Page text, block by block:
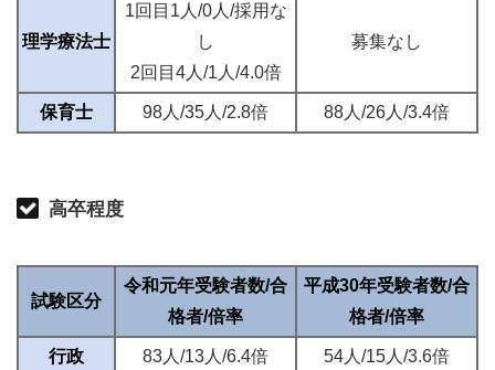
理学療法士
1回目1人/0人/採用な
し
2回目4人/1人/4.0倍
募集なし
保育士 98人/35人/2.8倍 88人/26人/3.4倍
高卒程度
試験区分
令和元年受験者数/合
格者/倍率
平成30年受験者数/合
格者/倍率
行政 83人/13人/6.4倍 54人/15人/3.6倍